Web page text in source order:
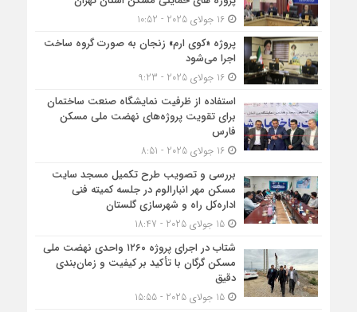
16 جولای 2025 - 10:52
پروژه «کوی ارم» زنجان به صورت گروه ساخت
اجرا می‌شود
16 جولای 2025 - 9:23
استفاده از ظرفیت نمایشگاه صنعت ساختمان
برای تقویت پروژه‌های نهضت ملی مسکن
فارس
16 جولای 2025 - 8:51
بررسی و تصویب طرح تکمیل مسجد سایت
مسکن مهر انبارالوم در جلسه کمیته فنی
اداره‌کل راه و شهرسازی گلستان
15 جولای 2025 - 18:47
شتاب در اجرای پروژه ۱۲۶۰ واحدی نهضت ملی
مسکن گرگان با تأکید بر کیفیت و زمان‌بندی
دقیق
15 جولای 2025 - 15:55